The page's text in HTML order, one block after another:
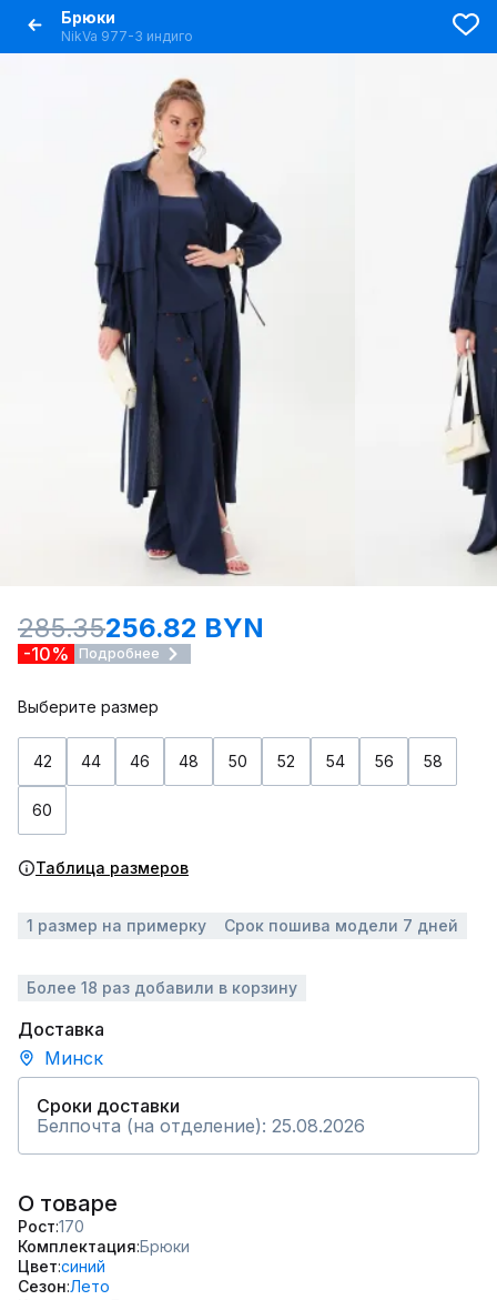
Брюки
NikVa 977-3 индиго
285.35256.82 BYN
-10% Подробнее
Выберите размер
42 44 46 48 50 52 54 56 58
60
Таблица размеров
1 размер на примерку Срок пошива модели 7 дней
Более 18 раз добавили в корзину
Доставка
Минск
Сроки доставки
Белпочта (на отделение): 25.08.2026
О товаре
Рост 170
Комплектация Брюки
Цвет синий
Сезон Лето